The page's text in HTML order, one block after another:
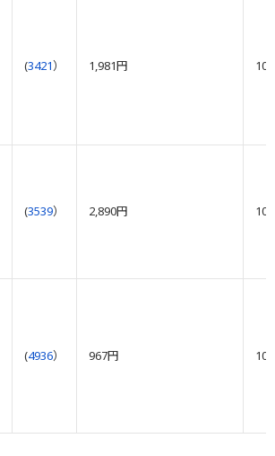
(3421） 1,981円
(3539） 2,890円
(4936） 967円